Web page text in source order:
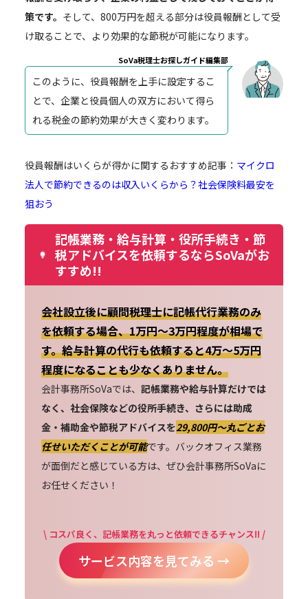
策です。 そして、800万円を超える部分は役員報酬として受
け取ることで、より効果的な節税が可能になります。
SoVa税理士お探しガイド編集部
このように、役員報酬を上手に設定するこ
とで、企業と役員個人の双方において得ら
れる税金の節約効果が大きく変わります。
役員報酬はいくらが得かに関するおすすめ記事： マイクロ
法人で節約できるのは収入いくらから？社会保険料最安を
狙おう
記帳業務・給与計算・役所手続き・節
税アドバイスを依頼するならSoVaがお
すすめ!!
会社設立後に顧問税理士に記帳代行業務のみ
を依頼する場合、1万円～3万円程度が相場で
す。給与計算の代行も依頼すると4万～5万円
程度になることも少なくありません。
会計事務所SoVaでは、 記帳業務や給与計算だけでは
なく、社会保険などの役所手続き、さらには助成
金・補助金や節税アドバイスを29,800円〜丸ごとお
任せいただくことが可能です。バックオフィス業務
が面倒だと感じている方は、ぜひ会計事務所SoVaに
お任せください！
\ コスパ良く、記帳業務を丸っと依頼できるチャンス!! /
サービス内容を見てみる →